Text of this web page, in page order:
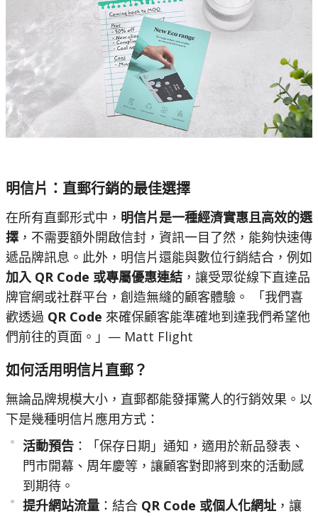
明信片：直郵行銷的最佳選擇
在所有直郵形式中， 明信片是一種經濟實惠且高效的選
擇 ，不需要額外開啟信封，資訊一目了然，能夠快速傳
遞品牌訊息。此外，明信片還能與數位行銷結合，例如
加入 QR Code 或專屬優惠連結 ，讓受眾從線下直達品
牌官網或社群平台，創造無縫的顧客體驗。 「我們喜
歡透過 QR Code 來確保顧客能準確地到達我們希望他
們前往的頁面。」— Matt Flight
如何活用明信片直郵？
無論品牌規模大小，直郵都能發揮驚人的行銷效果。以
下是幾種明信片應用方式：
活動預告 ：「保存日期」通知，適用於新品發表、
門市開幕、周年慶等，讓顧客對即將到來的活動感
到期待。
提升網站流量 ：結合 QR Code 或個人化網址 ，讓